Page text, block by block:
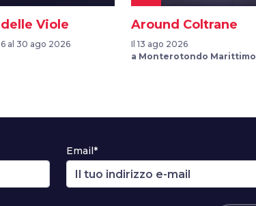
Viole
al 30 ago 2026
Around Coltrane
Il 13 ago 2026
a Monterotondo Marittimo
Email*